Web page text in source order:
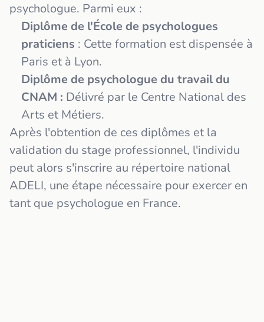
psychologue. Parmi eux :
Diplôme de l'École de psychologues
praticiens : Cette formation est dispensée à
Paris et à Lyon.
Diplôme de psychologue du travail du
CNAM : Délivré par le Centre National des
Arts et Métiers.
Après l'obtention de ces diplômes et la
validation du stage professionnel, l'individu
peut alors s'inscrire au répertoire national
ADELI, une étape nécessaire pour exercer en
tant que psychologue en France.